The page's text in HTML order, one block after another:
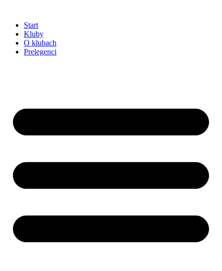
treści
Start
Kluby
O klubach
Prelegenci